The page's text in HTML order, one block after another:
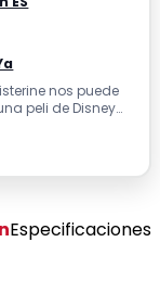
nos puede
peli de Disney
nues...
Especificaciones